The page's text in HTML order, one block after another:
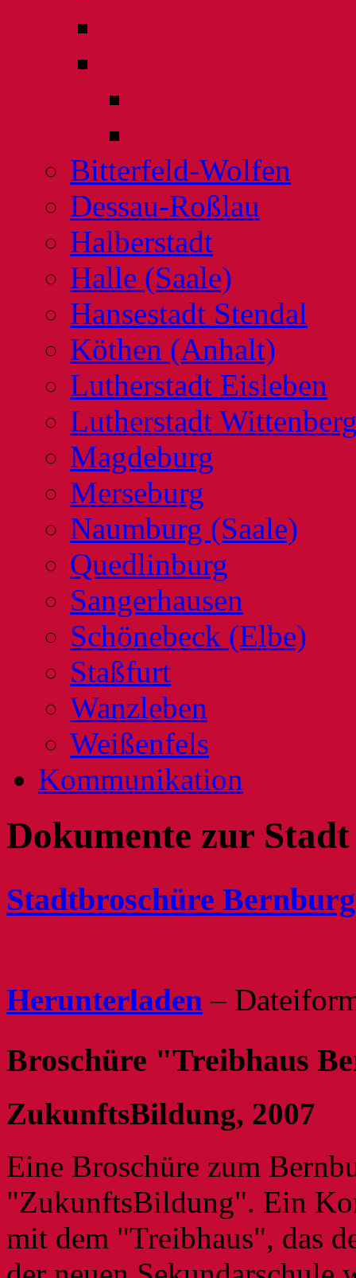
Bitterfeld-Wolfen
Dessau-Roßlau
Halberstadt
Halle (Saale)
Hansestadt Stendal
Köthen (Anhalt)
Lutherstadt Eisleben
Lutherstadt
Magdeburg
Merseburg
Naumburg (Saale)
Quedlinburg
Sangerhausen
Schönebeck (Elbe)
Staßfurt
Wanzleben
Weißenfels
Kommunikation
Dokumente zur
Stadtbroschüre
Herunterladen –
Broschüre "Treibhaus
ZukunftsBildung, 2007
Eine Broschüre zum
"ZukunftsBildung". Ein
mit dem "Treibhaus", das